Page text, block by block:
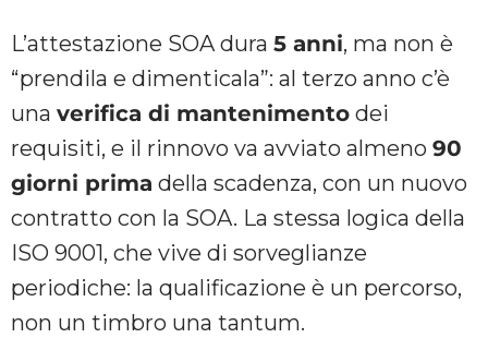
L’attestazione SOA dura 5 anni, ma non è
“prendila e dimenticala”: al terzo anno c’è
una verifica di mantenimentodei
requisiti, e il rinnovo va avviato almeno 90
giorni prima della scadenza, con un nuovo
contratto con la SOA. La stessa logica della
ISO 9001, che vive di sorveglianze
periodiche: la qualificazione è un percorso,
non un timbro una tantum.